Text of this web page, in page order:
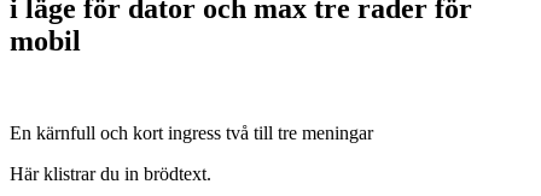
i läge för dator och max tre rader för
mobil
En kärnfull och kort ingress två till tre meningar
Här klistrar du in brödtext.